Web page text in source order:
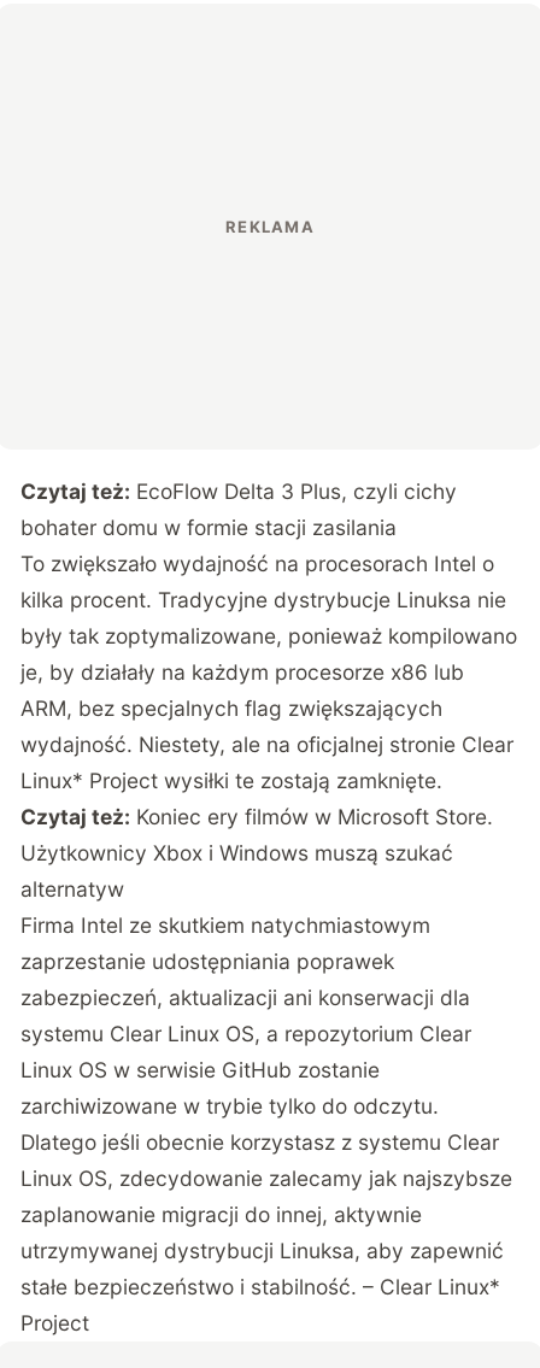
Czytaj też: EcoFlow Delta 3 Plus, czyli cichy
bohater domu w formie stacji zasilania
To zwiększało wydajność na procesorach Intel o
kilka procent. Tradycyjne dystrybucje Linuksa nie
były tak zoptymalizowane, ponieważ kompilowano
je, by działały na każdym procesorze x86 lub
ARM, bez specjalnych flag zwiększających
wydajność. Niestety, ale na oficjalnej stronie Clear
Linux* Project wysiłki te zostają zamknięte.
Czytaj też: Koniec ery filmów w Microsoft Store.
Użytkownicy Xbox i Windows muszą szukać
alternatyw
Firma Intel ze skutkiem natychmiastowym
zaprzestanie udostępniania poprawek
zabezpieczeń, aktualizacji ani konserwacji dla
systemu Clear Linux OS, a repozytorium Clear
Linux OS w serwisie GitHub zostanie
zarchiwizowane w trybie tylko do odczytu.
Dlatego jeśli obecnie korzystasz z systemu Clear
Linux OS, zdecydowanie zalecamy jak najszybsze
zaplanowanie migracji do innej, aktywnie
utrzymywanej dystrybucji Linuksa, aby zapewnić
stałe bezpieczeństwo i stabilność. – Clear Linux*
Project